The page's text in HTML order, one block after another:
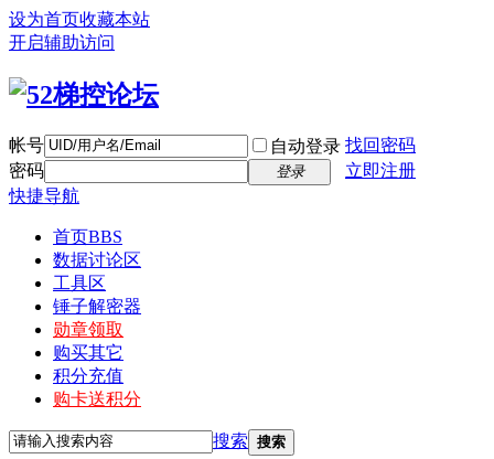
设为首页收藏本站
开启辅助访问
帐号 自动登录 找回密码
密码
登录
立即注册
快捷导航
首页BBS
数据讨论区
工具区
锤子解密器
勋章领取
购买其它
积分充值
购卡送积分
搜索 搜索